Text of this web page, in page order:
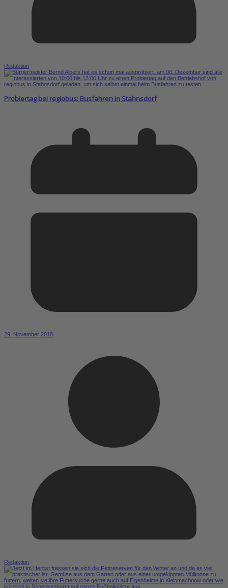
Redaktion
Probiertag bei regiobus: Busfahren in Stahnsdorf
29. November 2018
Redaktion